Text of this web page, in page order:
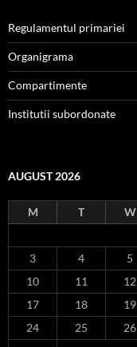
Regulamentul primariei
Organigrama
Compartimente
Institutii subordonate
AUGUST 2026
M T W
3
4 5
10
11 12
17
18 19
24
25 26